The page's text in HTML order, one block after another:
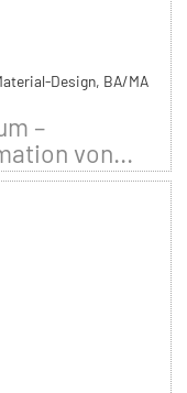
Design, BA/MA
–
von...